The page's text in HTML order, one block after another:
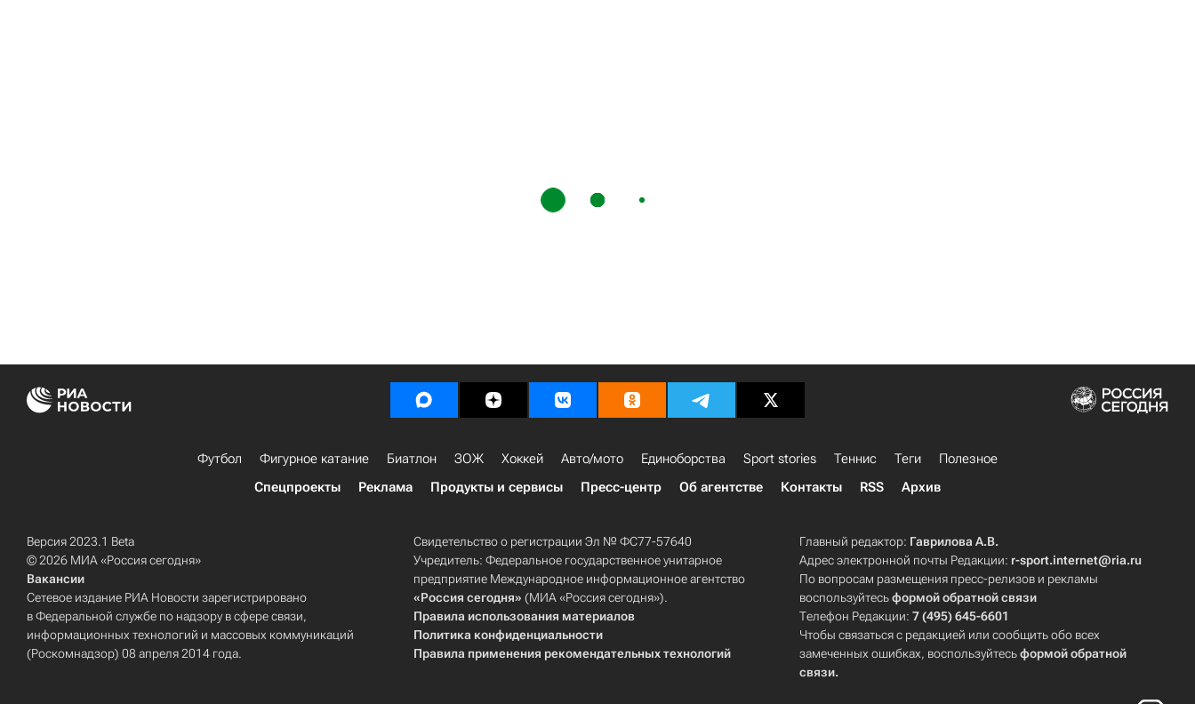
Футбол Фигурное катание Биатлон ЗОЖ Хоккей Авто/мото Единоборства Sport stories Теннис Теги
Полезное
Спецпроекты
Реклама Продукты и сервисы Пресс-центр Об агентстве Контакты RSS Архив
Версия 2023.1 Beta
© 2026 МИА «Россия сегодня»
Вакансии
Сетевое издание РИА Новости зарегистрировано
в Федеральной службе по надзору в сфере связи,
информационных технологий и массовых коммуникаций
(Роскомнадзор) 08 апреля 2014 года.
Свидетельство о регистрации Эл № ФС77-57640
Учредитель: Федеральное государственное унитарное
предприятие Международное информационное агентство
«Россия сегодня» (МИА «Россия сегодня»).
Правила использования материалов
Политика конфиденциальности
Правила применения рекомендательных технологий
Главный редактор: Гаврилова А.В.
Адрес электронной почты Редакции: r-sport.internet@ria.ru
По вопросам размещения пресс-релизов и рекламы
воспользуйтесьформой обратной связи
Телефон Редакции:7 (495) 645-6601
Чтобы связаться с редакцией или сообщить обо всех
замеченных ошибках, воспользуйтесьформой обратной
связи.